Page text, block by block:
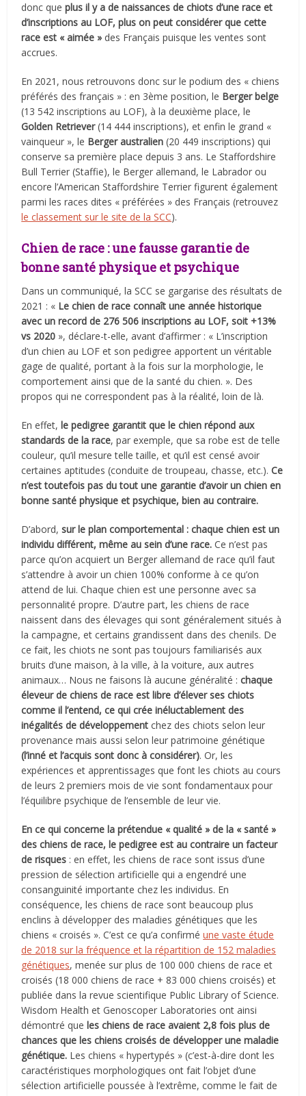
donc que plus il y a de naissances de chiots d’une race et
d’inscriptions au LOF, plus on peut considérer que cette
race est « aimée » des Français puisque les ventes sont
accrues.
En 2021, nous retrouvons donc sur le podium des « chiens
préférés des français » : en 3ème position, le Berger belge
(13 542 inscriptions au LOF), à la deuxième place, le
Golden Retriever(14 444 inscriptions), et enfin le grand «
vainqueur », le Berger australien (20 449 inscriptions) qui
conserve sa première place depuis 3 ans. Le Staffordshire
Bull Terrier (Staffie), le Berger allemand, le Labrador ou
encore l’American Staffordshire Terrier figurent également
parmi les races dites « préférées » des Français (retrouvez
le classement sur le site de la SCC).
Chien de race : une fausse garantie de
bonne santé physique et psychique
Dans un communiqué, la SCC se gargarise des résultats de
2021 : « Le chien de race connaît une année historique
avec un record de 276 506 inscriptions au LOF, soit +13%
vs 2020 », déclare-t-elle, avant d’affirmer : « L’inscription
d’un chien au LOF et son pedigree apportent un véritable
gage de qualité, portant à la fois sur la morphologie, le
comportement ainsi que de la santé du chien. ». Des
propos qui ne correspondent pas à la réalité, loin de là.
En effet, le pedigree garantit que le chien répond aux
standards de la race, par exemple, que sa robe est de telle
couleur, qu’il mesure telle taille, et qu’il est censé avoir
certaines aptitudes (conduite de troupeau, chasse, etc.).Ce
n’est toutefois pas du tout une garantie d’avoir un chien en
bonne santé physique et psychique, bien au contraire.
D’abord,sur le plan comportemental : chaque chien est un
individu différent, même au sein d’une race.Ce n’est pas
parce qu’on acquiert un Berger allemand de race qu’il faut
s’attendre à avoir un chien 100% conforme à ce qu’on
attend de lui. Chaque chien est une personne avec sa
personnalité propre. D’autre part, les chiens de race
naissent dans des élevages qui sont généralement situés à
la campagne, et certains grandissent dans des chenils. De
ce fait, les chiots ne sont pas toujours familiarisés aux
bruits d’une maison, à la ville, à la voiture, aux autres
animaux… Nous ne faisons là aucune généralité :chaque
éleveur de chiens de race est libre d’élever ses chiots
comme il l’entend, ce qui crée inéluctablement des
inégalités de développementchez des chiots selon leur
provenance mais aussi selon leur patrimoine génétique
(l’inné et l’acquis sont donc à considérer). Or, les
expériences et apprentissages que font les chiots au cours
de leurs 2 premiers mois de vie sont fondamentaux pour
l’équilibre psychique de l’ensemble de leur vie.
En ce qui concerne la prétendue « qualité » de la « santé »
des chiens de race, le pedigree est au contraire un facteur
de risques : en effet, les chiens de race sont issus d’une
pression de sélection artificielle qui a engendré une
consanguinité importante chez les individus. En
conséquence, les chiens de race sont beaucoup plus
enclins à développer des maladies génétiques que les
chiens « croisés ». C’est ce qu’a confirméune vaste étude
de 2018 sur la fréquence et la répartition de 152 maladies
génétiques, menée sur plus de 100 000 chiens de race et
croisés (18 000 chiens de race + 83 000 chiens croisés) et
publiée dans la revue scientifique Public Library of Science.
Wisdom Health et Genoscoper Laboratories ont ainsi
démontré que les chiens de race avaient 2,8 fois plus de
chances que les chiens croisés de développer une maladie
génétique. Les chiens « hypertypés » (c’est-à-dire dont les
caractéristiques morphologiques ont fait l’objet d’une
sélection artificielle poussée à l’extrême, comme le fait de